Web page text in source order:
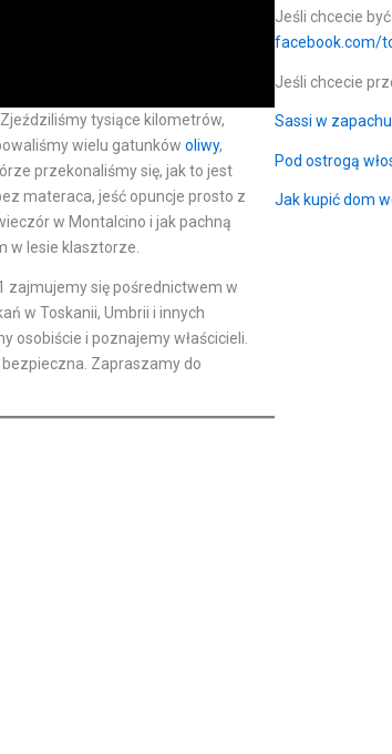
tysiące kilometrów,
wielu gatunkówoliwy,
przekonaliśmy się, jak to jest
materaca, jeść opuncje prosto z
w Montalcino i jak pachną
w lesie klasztorze.
zajmujemy się pośrednictwem w
w Toskanii, Umbrii i innych
osobiście i poznajemy właścicieli.
Zapraszamy do
Jeśli chcecie
facebook.com/
Jeśli chcecie
Sassi w
Pod ostrogą
Jak kupić dom